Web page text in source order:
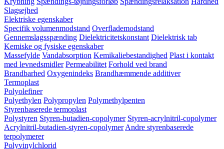
Slagsejhed
Elektriske egenskaber
Specifik volumenmodstand Overflademodstand
Gennemslagsspænding Dielektricitetskonstant Dielektrisk tab
Kemiske og fysiske egenskaber
Massefylde Vandabsorption Kemikaliebestandighed Plast i kontakt
med levnedsmidler Permeabilitet Forhold ved brand
Brandbarhed Oxygenindeks Brandhæmmende additiver
Termoplast
Polyolefiner
Polyethylen Polypropylen Polymethylpenten
Styrenbaserede termoplast
Polystyren Styren-butadien-copolymer Styren-acrylnitril-copolymer
Acrylnitril-butadien-styren-copolymer Andre styrenbaserede
terpolymerer
Polyvinylchlorid